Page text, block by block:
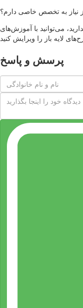
نیاز به تخصص خاصی دارم؟
می‌توانید با آموزش‌های
پرسش و پاسخ